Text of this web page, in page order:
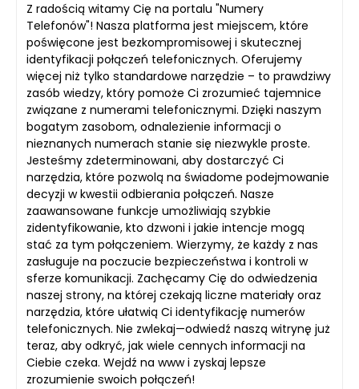
Z radością witamy Cię na portalu "Numery
Telefonów"! Nasza platforma jest miejscem, które
poświęcone jest bezkompromisowej i skutecznej
identyfikacji połączeń telefonicznych. Oferujemy
więcej niż tylko standardowe narzędzie – to prawdziwy
zasób wiedzy, który pomoże Ci zrozumieć tajemnice
związane z numerami telefonicznymi. Dzięki naszym
bogatym zasobom, odnalezienie informacji o
nieznanych numerach stanie się niezwykle proste.
Jesteśmy zdeterminowani, aby dostarczyć Ci
narzędzia, które pozwolą na świadome podejmowanie
decyzji w kwestii odbierania połączeń. Nasze
zaawansowane funkcje umożliwiają szybkie
zidentyfikowanie, kto dzwoni i jakie intencje mogą
stać za tym połączeniem. Wierzymy, że każdy z nas
zasługuje na poczucie bezpieczeństwa i kontroli w
sferze komunikacji. Zachęcamy Cię do odwiedzenia
naszej strony, na której czekają liczne materiały oraz
narzędzia, które ułatwią Ci identyfikację numerów
telefonicznych. Nie zwlekaj—odwiedź naszą witrynę już
teraz, aby odkryć, jak wiele cennych informacji na
Ciebie czeka. Wejdź na www i zyskaj lepsze
zrozumienie swoich połączeń!